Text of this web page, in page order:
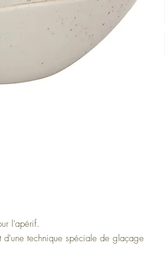
l'apérif.
d'une technique spéciale de glaçage